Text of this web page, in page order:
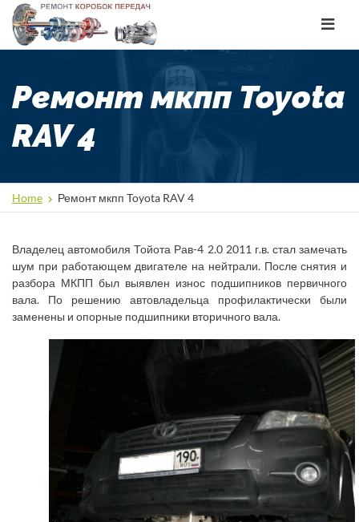
Toggle
Ремонт мкпп Toyota
RAV 4
Home Ремонт мкпп Toyota RAV 4
Владелец автомобиля Тойота Рав-4 2.0 2011 г.в. стал замечать
шум при работающем двигателе на нейтрали. После снятия и
разбора МКПП был выявлен износ подшипников первичного
вала. По решению автовладельца профилактически были
заменены и опорные подшипники вторичного вала.